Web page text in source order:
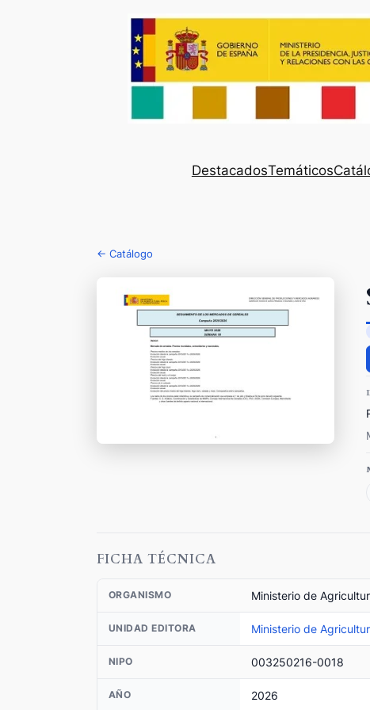
DestacadosTemáticos
← Catálogo
FICHA TÉCNICA
ORGANISMO Ministerio de
UNIDAD EDITORA Ministerio de
NIPO 003250216-0018
AÑO 2026